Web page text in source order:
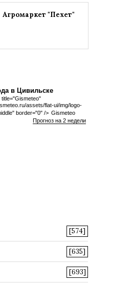
Агромаркет "Пехет"
в Цивильске
assets/flat-ui/img/logo-
border="0" /> Gismeteo
Прогноз на 2 недели
[574]
[635]
[693]